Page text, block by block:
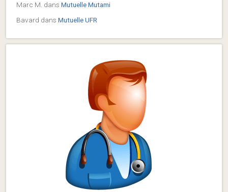
Marc M. dans Mutuelle Mutami
Bavard dans Mutuelle UFR